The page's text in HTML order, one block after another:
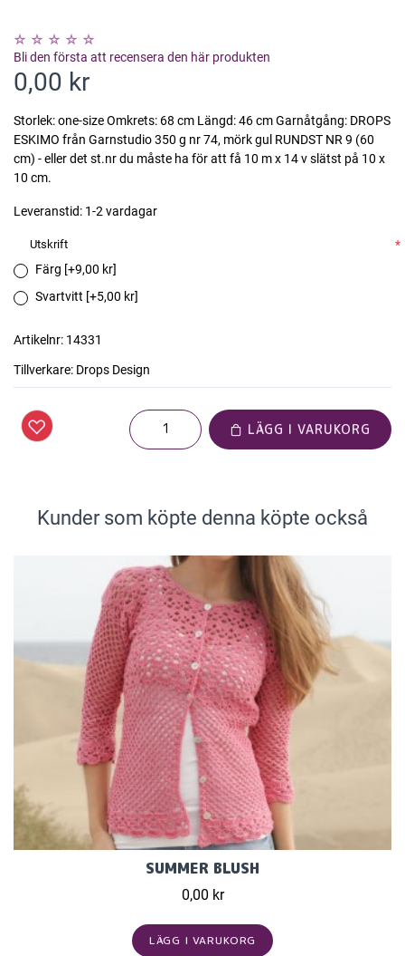
Bli den första att recensera den här produkten
0,00 kr
Storlek: one-size Omkrets: 68 cm Längd: 46 cm Garnåtgång: DROPS
ESKIMO från Garnstudio 350 g nr 74, mörk gul RUNDST NR 9 (60
cm) - eller det st.nr du måste ha för att få 10 m x 14 v slätst på 10 x
10 cm.
Leveranstid: 1-2 vardagar
Utskrift
*
Färg [+9,00 kr]
Svartvitt [+5,00 kr]
Artikelnr: 14331
Tillverkare: Drops Design
LÄGG I VARUKORG
Kunder som köpte denna köpte också
SUMMER BLUSH
0,00 kr
LÄGG I VARUKORG